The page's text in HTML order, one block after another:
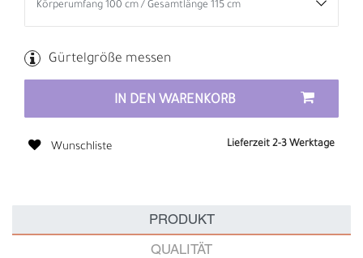
Gürtelgröße messen
IN DEN WARENKORB
Wunschliste Lieferzeit 2-3 Werktage
PRODUKT
QUALITÄT